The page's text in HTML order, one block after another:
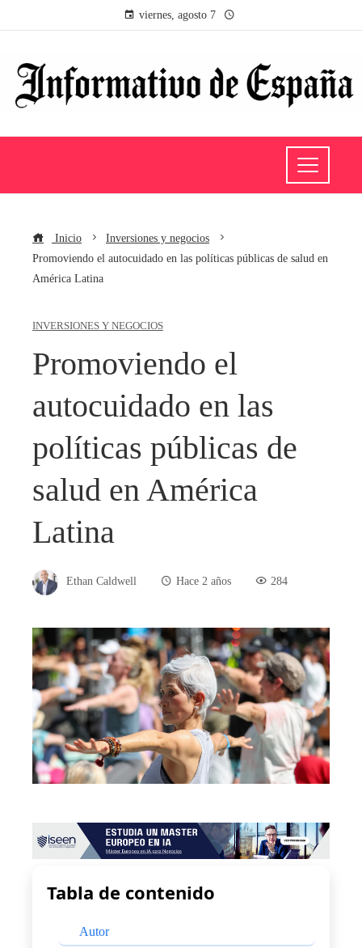
viernes, agosto 7
Inicio
Inversiones y negocios
Promoviendo el autocuidado en las políticas públicas de salud en
América Latina
INVERSIONES Y NEGOCIOS
Promoviendo el
autocuidado en las
políticas públicas de
salud en América
Latina
Ethan Caldwell Hace 2 años 284
Tabla de contenido
Autor